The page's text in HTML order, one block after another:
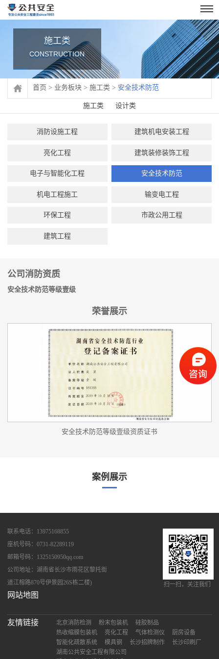
施工类
CONSTRUCTION
首页 > 业务板块 > 施工类 > 安全技术防范
施工类 设计类
消防设施工程 建筑机电安装工程
亮化工程 建筑装修装饰工程
电子与智能化工程 安全技术防范
机电工程施工 输变电工程
环保工程 市政公用工程
建筑工程
公司消防资质
安全技术防范等级壹级
荣誉展示
安全技术防范等级壹级资质证书
案例展示
联系电话：13975168855
座机号码：0731-82289119
邮箱号码：1325150950qq.com
公司地址：湖南省长沙市雨花区黎托街
道江榕路870号伊景园26S栋二楼)
网站地图
扫一扫，关注我们
友情链接 北京消防检测 粉末包装机
硅胶制品
热收缩膜包装机
亮化工程 气体检测仪
厨房设备
智能化疏散系统
模具钢 长沙招牌制作
长沙印刷厂
湖南公共安全工程有限公司